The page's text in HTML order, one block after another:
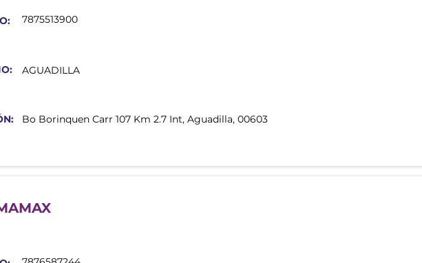
7875513900
AGUADILLA
Bo Borinquen Carr 107 Km 2.7 Int, Aguadilla, 00603